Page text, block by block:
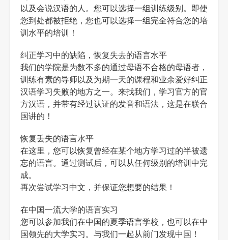
以及会说汉语的人。您可以选择一组训练级别。即使
您到处都被拒绝，您也可以选择一组完全符合您的培
训水平的培训！
纠正学习中的缺陷，恢复失去的语言水平
我们的学院是为数不多的通过母语不合格的母语者，
训练有素的导师以及为期一天的课程和业余爱好纠正
汉语学习失败的地方之一。来找我们，学习官方的官
方汉语，并带有经过认证的发音和语法，这是在联合
国讲的！
恢复丢失的语言水平
在这里，您可以恢复曾经在某个地方学习过的半被遗
忘的语言。通过测试后，可以从任何级别的培训中完
成。
再次尝试学习中文，并保证您想要的结果！
在中国一流大学的语言实习
您可以参加我们在中国的夏季语言学校，也可以在中
国领先的大学实习。与我们一起从前门发现中国！